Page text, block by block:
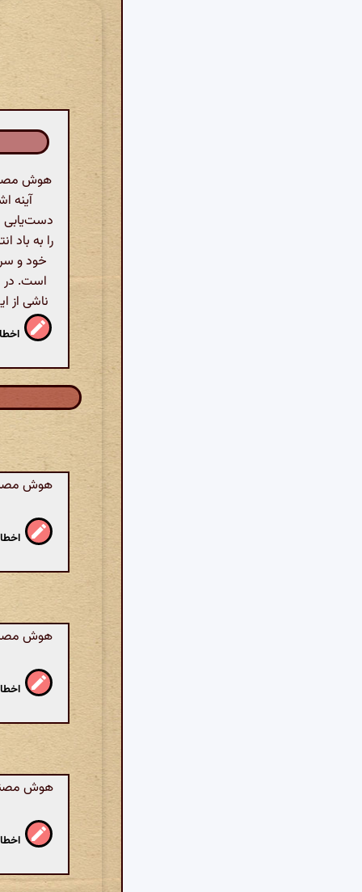
هوش
آینه
دست‌یابی
را به
خود و
است. در
ناشی از
هوش
هوش
هوش